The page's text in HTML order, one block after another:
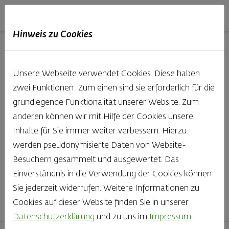
Backstube entdecken
Was gibt es Schöneres, als bei Brot & Gebäck die Qual
der Wahl zu haben? Noch dazu, wenn so großer Wert
auf den kleinen, feinen Unterschied gelegt wird, wie bei
Haubis. Beste Zutaten und Handwerk, das seinen
Namen auch verdient – das schmeckt man einfach!
Finden Sie Ihr Lieblingsprodukt
Hinweis zu Cookies
Unsere Webseite verwendet Cookies. Diese haben
zwei Funktionen: Zum einen sind sie erforderlich für die
grundlegende Funktionalität unserer Website. Zum
anderen können wir mit Hilfe der Cookies unsere
Inhalte für Sie immer weiter verbessern. Hierzu
werden pseudonymisierte Daten von Website-
Besuchern gesammelt und ausgewertet. Das
Einverständnis in die Verwendung der Cookies können
Sie jederzeit widerrufen. Weitere Informationen zu
Cookies auf dieser Website finden Sie in unserer
Datenschutzerklärung und zu uns im Impressum.